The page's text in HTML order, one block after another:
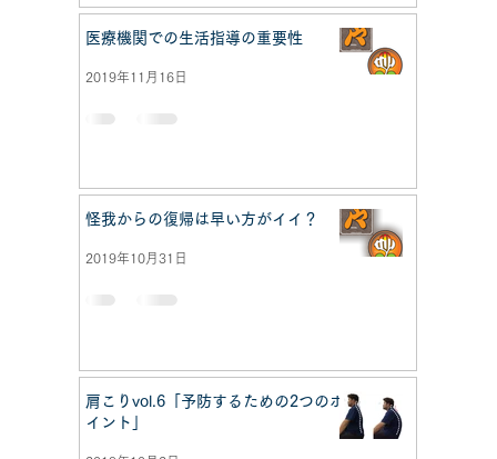
医療機関での生活指導の重要性
2019年11月16日
怪我からの復帰は早い方がイイ？
2019年10月31日
肩こりvol.6「予防するための2つのポ
イント」